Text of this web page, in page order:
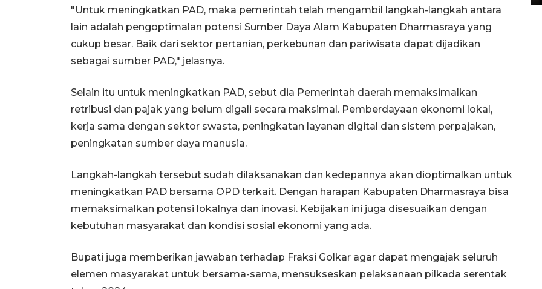
"Untuk meningkatkan PAD, maka pemerintah telah mengambil langkah-langkah antara
lain adalah pengoptimalan potensi Sumber Daya Alam Kabupaten Dharmasraya yang
cukup besar. Baik dari sektor pertanian, perkebunan dan pariwisata dapat dijadikan
sebagai sumber PAD," jelasnya.
Selain itu untuk meningkatkan PAD, sebut dia Pemerintah daerah memaksimalkan
retribusi dan pajak yang belum digali secara maksimal. Pemberdayaan ekonomi lokal,
kerja sama dengan sektor swasta, peningkatan layanan digital dan sistem perpajakan,
peningkatan sumber daya manusia.
Langkah-langkah tersebut sudah dilaksanakan dan kedepannya akan dioptimalkan untuk
meningkatkan PAD bersama OPD terkait. Dengan harapan Kabupaten Dharmasraya bisa
memaksimalkan potensi lokalnya dan inovasi. Kebijakan ini juga disesuaikan dengan
kebutuhan masyarakat dan kondisi sosial ekonomi yang ada.
Bupati juga memberikan jawaban terhadap Fraksi Golkar agar dapat mengajak seluruh
elemen masyarakat untuk bersama-sama, mensukseskan pelaksanaan pilkada serentak